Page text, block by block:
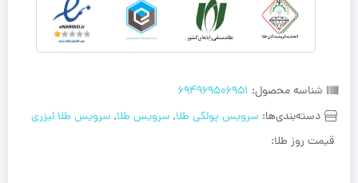
شناسه محصول: 694969506951
دسته‌بندی‌ها: سرویس پولکی طلا, سرویس طلا, سرویس طلا لیزری
قیمت روز طلا: